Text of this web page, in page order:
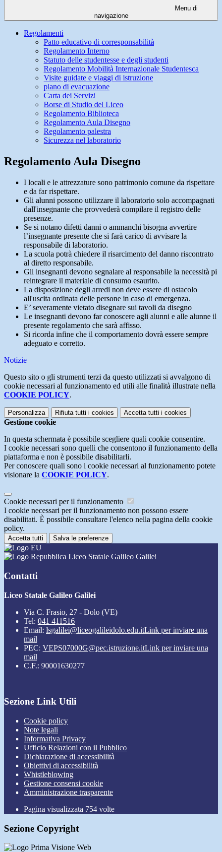
Menu di
navigazione
Regolamenti
Patto educativo di corresponsabilità
Regolamento Interno
Statuto delle studentesse e degli studenti
Regolamento Mobilità Internazionale Studentesca
Visite guidate e viaggi di istruzione
piano di evacuazione
Carta dei Servizi
Borse di Studio del Liceo
Regolamento Biblioteca
Regolamento Aula Disegno
Regolamento palestra
Sicurezza nel laboratorio
Regolamento Aula Disegno
I locali e le attrezzature sono patrimonio comune da rispettare
e da far rispettare.
Gli alunni possono utilizzare il laboratorio solo accompagnati
dall'insegnante che provvederà compilare il registro delle
presenze.
Se si notano difetti danni o ammanchi bisogna avvertire
l’insegnante presente che si farà carico di avvisare la
responsabile di laboratorio.
La scuola potrà chiedere il risarcimento del danno riscontrato
al diretto responsabile.
Gli insegnanti devono segnalare al responsabile la necessità pi
reintegrare il materiale di consumo esaurito.
La disposizione degli arredi non deve essere di ostacolo
all'uscita ordinata delle persone in caso di emergenza.
E’ severamente vietato disegnare sui tavoli da disegno
Le insegnanti devono far conoscere agli alunni e alle alunne il
presente regolamento che sarà affisso.
Si ricorda infine che il comportamento dovrà essere sempre
adeguato e corretto.
Notizie
Questo sito o gli strumenti terzi da questo utilizzati si avvalgono di
cookie necessari al funzionamento ed utili alle finalità illustrate nella
COOKIE POLICY.
Personalizza Rifiuta tutti i cookies Accetta tutti i cookies
Gestione cookie
In questa schermata è possibile scegliere quali cookie consentire.
I cookie necessari sono quelli che consentono il funzionamento della
piattaforma e non è possibile disabilitarli.
Per conoscere quali sono i cookie necessari al funzionamento potete
visionare la COOKIE POLICY.
Cookie necessari per il funzionamento
I cookie necessari per il funzionamento non possono essere
disabilitati. È possibile consultare l'elenco nella pagina della cookie
policy.
Accetta tutti Salva le preferenze
Liceo Statale Galileo Galilei
Contatti
Liceo Statale Galileo Galilei
Via C. Frasio, 27 - Dolo (VE)
Tel: 041 411516
Email: lsgalilei@liceogalileidolo.edu.itLink per inviare una
mail
PEC: VEPS07000G@pec.istruzione.itLink per inviare una
mail
C.F.: 90001630277
Sezione Link Utili
Cookie policy
Note legali
Informativa Privacy
Ufficio Relazioni con il Pubblico
Dichiarazione di accessibilità
Obiettivi di accessibilità
Whistleblowing
Gestione consensi cookie
Amministrazione trasparente
Pagina visualizzata 754 volte
Sezione Copyright